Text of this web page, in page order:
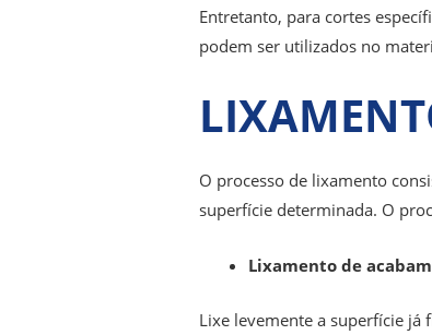
Entretanto, para cortes
podem ser utilizados no
O processo de lixamento
superfície determinada. O
Lixamento de
Lixe levemente a superfície